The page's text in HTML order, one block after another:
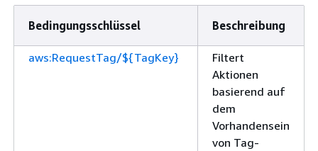
Bedingungsschlüssel Beschreibung
aws:RequestTag/${TagKey}
Filtert
Aktionen
basierend auf
dem
Vorhandensein
von Tag-